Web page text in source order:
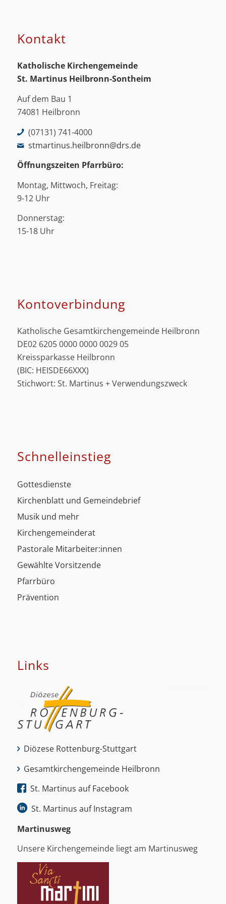
Kontakt
Katholische Kirchengemeinde
St. Martinus Heilbronn-Sontheim
Auf dem Bau 1
74081 Heilbronn
(07131) 741-4000
stmartinus.heilbronn@drs.de
Öffnungszeiten Pfarrbüro:
Montag, Mittwoch, Freitag:
9-12 Uhr
Donnerstag:
15-18 Uhr
Kontoverbindung
Katholische Gesamtkirchengemeinde Heilbronn
DE02 6205 0000 0000 0029 05
Kreissparkasse Heilbronn
(BIC: HEISDE66XXX)
Stichwort: St. Martinus + Verwendungszweck
Schnell­einstieg
Gottesdienste
Kirchenblatt und Gemeindebrief
Musik und mehr
Kirchengemeinderat
Pastorale Mitarbeiter:innen
Gewählte Vorsitzende
Pfarrbüro
Prävention
Links
Diözese Rottenburg-Stuttgart
Gesamtkirchengemeinde Heilbronn
St. Martinus auf Facebook
St. Martinus auf Instagram
Martinus­weg
Unsere Kirchengemeinde liegt am Martinusweg